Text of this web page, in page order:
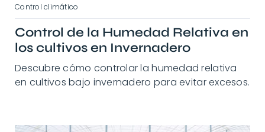
Control climático
Control de la Humedad Relativa en
los cultivos en Invernadero
Descubre cómo controlar la humedad relativa
en cultivos bajo invernadero para evitar excesos.